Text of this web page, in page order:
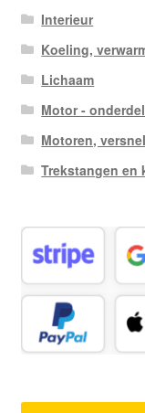
Interieur
Koeling,
Lichaam
Motor -
Motoren,
Trekstangen en